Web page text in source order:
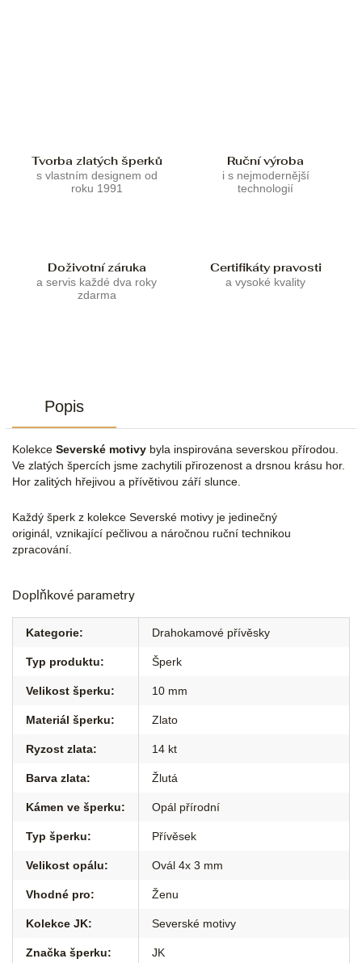
Tvorba zlatých šperků
s vlastním designem od
roku 1991
Ruční výroba
i s nejmodernější
technologií
Doživotní záruka
a servis každé dva roky
zdarma
Certifikáty pravosti
a vysoké kvality
Popis
Kolekce Severské motivy byla inspirována severskou přírodou.
Ve zlatých špercích jsme zachytili přirozenost a drsnou krásu hor.
Hor zalitých hřejivou a přívětivou září slunce.
Každý šperk z kolekce Severské motivy je jedinečný
originál, vznikající pečlivou a náročnou ruční technikou
zpracování.
Doplňkové parametry
Kategorie: Drahokamové přívěsky
Typ produktu: Šperk
Velikost šperku: 10 mm
Materiál šperku: Zlato
Ryzost zlata: 14 kt
Barva zlata: Žlutá
Kámen ve šperku: Opál přírodní
Typ šperku: Přívěsek
Velikost opálu: Ovál 4x 3 mm
Vhodné pro: Ženu
Kolekce JK: Severské motivy
Značka šperku: JK